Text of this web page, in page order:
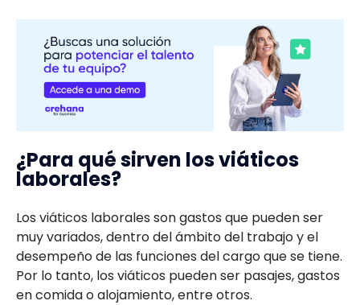
¿Para qué sirven los viáticos
laborales?
Los viáticos laborales son gastos que pueden ser
muy variados, dentro del ámbito del trabajo y el
desempeño de las funciones del cargo que se tiene.
Por lo tanto, los viáticos pueden ser pasajes, gastos
en comida o alojamiento, entre otros.